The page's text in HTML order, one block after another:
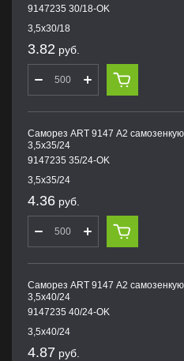
9147235 30/18-OK
3,5х30/18
3.82 руб.
Саморез ART 9147 А2
3,5х35/24
9147235 35/24-OK
3,5х35/24
4.36 руб.
Саморез ART 9147 А2
3,5х40/24
9147235 40/24-OK
3,5х40/24
4.87 руб.